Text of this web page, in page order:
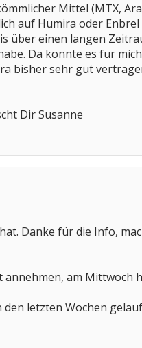
Mittel (MTX,
auf Humira oder
einen langen
Da konnte es für
bisher sehr gut
Dir Susanne
Danke für die Info,
am Mittwoch
letzten Wochen